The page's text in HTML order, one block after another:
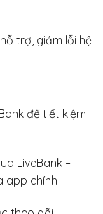
trợ, giảm lỗi hệ
để tiết kiệm
LiveBank –
app chính